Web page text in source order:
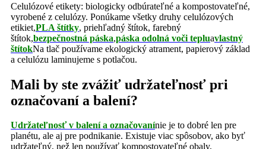
Celulózové etikety: biologicky odbúrateľné a kompostovateľné,
vyrobené z celulózy. Ponúkame všetky druhy celulózových
etikiet,PLA štítky, priehľadný štítok, farebný
štítok,bezpečnostná páska,páska odolná voči tepluavlastný
štítokNa tlač používame ekologický atrament, papierový základ
a celulózu laminujeme s potlačou.
Mali by ste zvážiť udržateľnosť pri
označovaní a balení?
Udržateľnosť v balení a označovanínie je to dobré len pre
planétu, ale aj pre podnikanie. Existuje viac spôsobov, ako byť
udržateľný, než len používať kompostovateľné obaly.